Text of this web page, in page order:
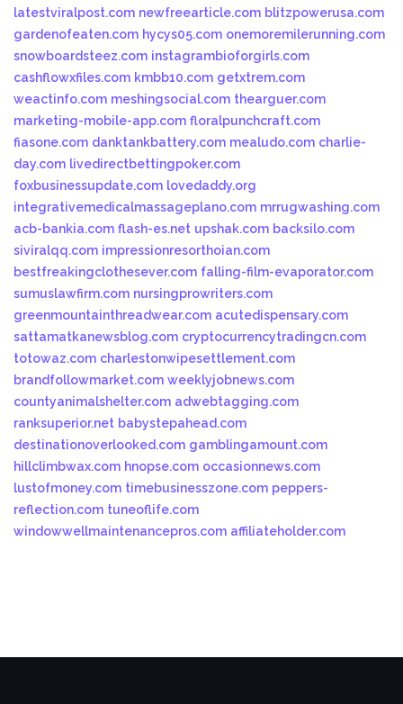
latestviralpost.com newfreearticle.com blitzpowerusa.com
gardenofeaten.com hycys05.com onemoremilerunning.com
snowboardsteez.com instagrambioforgirls.com
cashflowxfiles.com kmbb10.com getxtrem.com
weactinfo.com meshingsocial.com thearguer.com
marketing-mobile-app.com floralpunchcraft.com
fiasone.com danktankbattery.com mealudo.com charlie-
day.com livedirectbettingpoker.com
foxbusinessupdate.com lovedaddy.org
integrativemedicalmassageplano.com mrrugwashing.com
acb-bankia.com flash-es.net upshak.com backsilo.com
siviralqq.com impressionresorthoian.com
bestfreakingclothesever.com falling-film-evaporator.com
sumuslawfirm.com nursingprowriters.com
greenmountainthreadwear.com acutedispensary.com
sattamatkanewsblog.com cryptocurrencytradingcn.com
totowaz.com charlestonwipesettlement.com
brandfollowmarket.com weeklyjobnews.com
countyanimalshelter.com adwebtagging.com
ranksuperior.net babystepahead.com
destinationoverlooked.com gamblingamount.com
hillclimbwax.com hnopse.com occasionnews.com
lustofmoney.com timebusinesszone.com peppers-
reflection.com tuneoflife.com
windowwellmaintenancepros.com affiliateholder.com